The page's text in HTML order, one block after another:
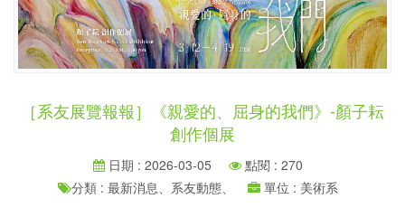
［系友展覽報報］《親愛的、屈身的我們》-顏子耘
創作個展
日期 : 2026-03-05
點閱 : 270
分類 : 最新消息、系友動態、
單位 : 美術系